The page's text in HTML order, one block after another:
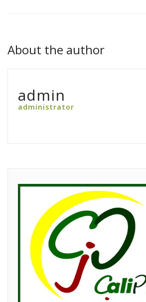
About the author
admin
administrator